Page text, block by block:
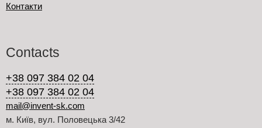
Контакти
Contacts
+38 097 384 02 04
+38 097 384 02 04
mail@invent-sk.com
м. Київ, вул. Половецька 3/42